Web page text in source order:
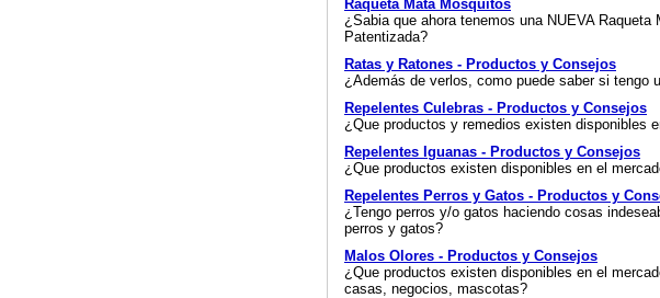
Raqueta Mata Mosquitos
¿Sabia que ahora tenemos una NUEVA
Patentizada?
Ratas y Ratones - Productos y Consejos
¿Además de verlos, como puede saber si tengo
Repelentes Culebras - Productos y Consejos
¿Que productos y remedios existen disponibles
Repelentes Iguanas - Productos y Consejos
¿Que productos existen disponibles en el
Repelentes Perros y Gatos - Productos y
¿Tengo perros y/o gatos haciendo cosas
perros y gatos?
Malos Olores - Productos y Consejos
¿Que productos existen disponibles en el
casas, negocios, mascotas?